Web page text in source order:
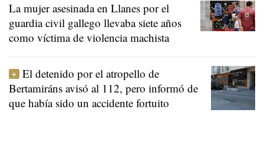
La mujer asesinada en Llanes por el
guardia civil gallego llevaba siete años
como víctima de violencia machista
El detenido por el atropello de
Bertamiráns avisó al 112, pero informó de
que había sido un accidente fortuito